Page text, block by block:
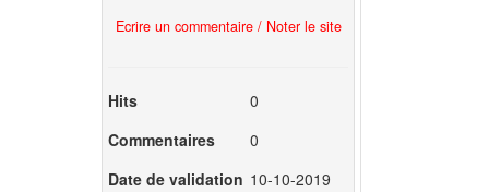
Ecrire un commentaire / Noter le site
Hits
0
Commentaires
0
Date de validation 10-10-2019